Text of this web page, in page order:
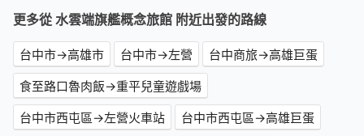
更多從 水雲端旗艦概念旅館 附近出發的路線
台中市→高雄市 台中市→左營
台中商旅→高雄巨蛋
食至路口魯肉飯→重平兒童遊戲場
台中市西屯區→左營火車站
台中市西屯區→高雄巨蛋